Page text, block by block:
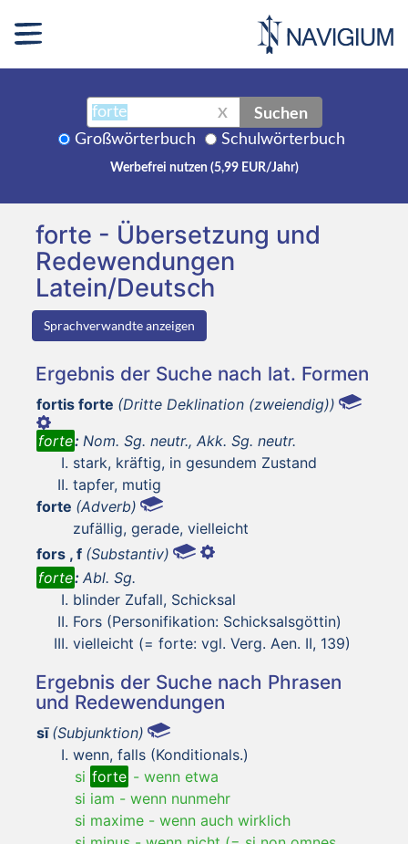
X Suchen
Großwörterbuch Schulwörterbuch
Werbefrei nutzen (5,99 EUR/Jahr)
forte - Übersetzung und
Redewendungen
Latein/Deutsch
Sprachverwandte anzeigen
Ergebnis der Suche nach lat. Formen
fortis forte (Dritte Deklination (zweiendig))
forte: Nom. Sg. neutr., Akk. Sg. neutr.
stark, kräftig, in gesundem Zustand
tapfer, mutig
forte (Adverb)
zufällig, gerade, vielleicht
fors , f (Substantiv)
forte: Abl. Sg.
blinder Zufall, Schicksal
Fors (Personifikation: Schicksalsgöttin)
vielleicht (= forte: vgl. Verg. Aen. II, 139)
Ergebnis der Suche nach Phrasen
und Redewendungen
sī (Subjunktion)
wenn, falls (Konditionals.)
si forte - wenn etwa
si iam - wenn nunmehr
si maxime - wenn auch wirklich